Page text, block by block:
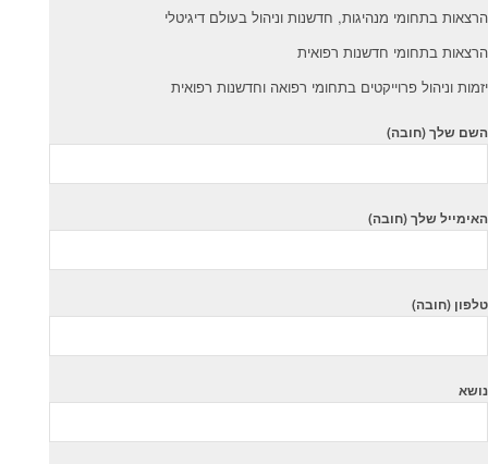
הרצאות בתחומי מנהיגות, חדשנות וניהול בעולם דיגיטלי
הרצאות בתחומי חדשנות רפואית
יזמות וניהול פרוייקטים בתחומי רפואה וחדשנות רפואית
השם שלך (חובה)
האימייל שלך (חובה)
טלפון (חובה)
נושא